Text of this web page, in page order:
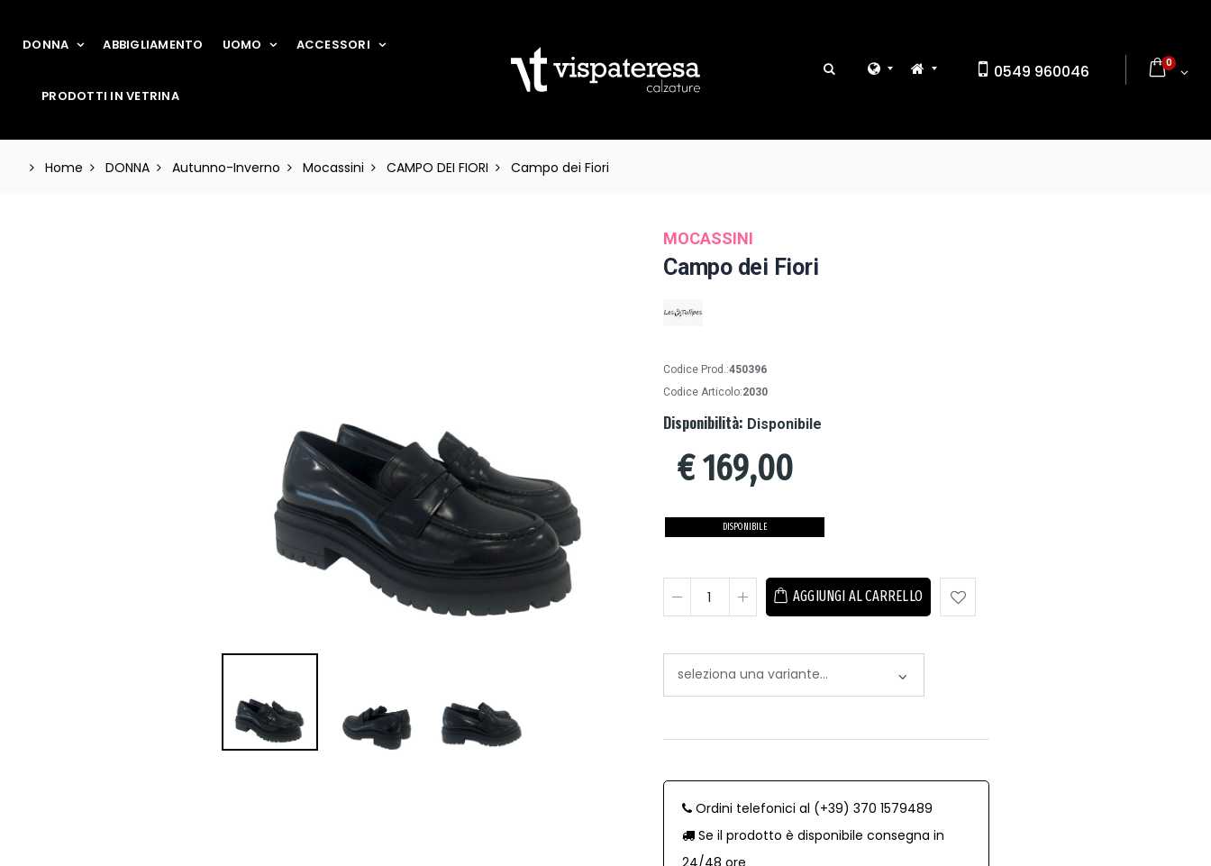
DONNA ABBIGLIAMENTO UOMO ACCESSORI
PRODOTTI IN VETRINA
0549 960046 0
Home DONNA Autunno-Inverno Mocassini CAMPO DEI FIORI Campo dei Fiori
MOCASSINI
Campo dei Fiori
Codice Prod.:450396
Codice Articolo:2030
Disponibilità: Disponibile
€169,00
DISPONIBILE
AGGIUNGI AL CARRELLO
Ordini telefonici al (+39) 370 1579489
Se il prodotto è disponibile consegna in
24/48 ore